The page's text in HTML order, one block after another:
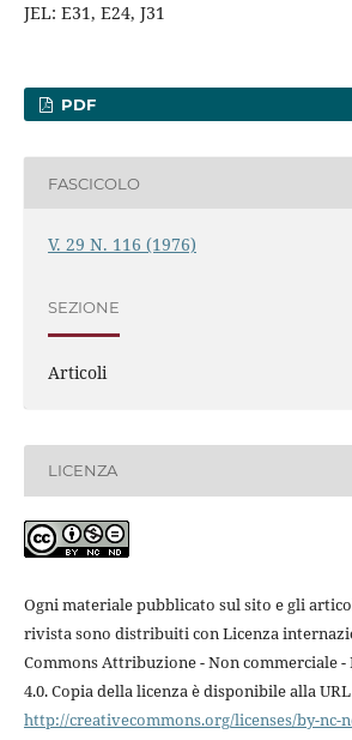
JEL: E31, E24, J31
PDF
FASCICOLO
V. 29 N. 116 (1976)
SEZIONE
Articoli
LICENZA
Ogni materiale pubblicato sul sito e gli
rivista sono distribuiti con Licenza
Commons Attribuzione - Non commerciale
4.0. Copia della licenza è disponibile alla URL
http://creativecommons.org/licenses/by-nc-